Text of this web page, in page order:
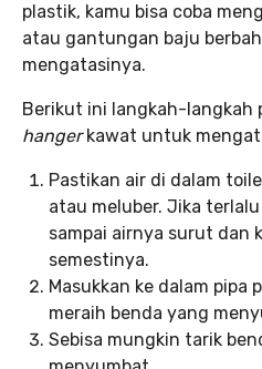
plastik, kamu bisa coba
atau gantungan baju
mengatasinya.
Berikut ini langkah-langkah
hangerkawat untuk
Pastikan air di dalam
atau meluber. Jika
sampai airnya surut dan
semestinya.
Masukkan ke dalam pipa
meraih benda yang
Sebisa mungkin tarik